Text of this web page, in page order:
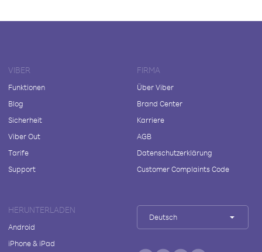
VIBER
Funktionen
Blog
Sicherheit
Viber Out
Tarife
Support
FIRMA
Über Viber
Brand Center
Karriere
AGB
Datenschutzerklärung
Customer Complaints Code
HERUNTERLADEN
Android
iPhone & iPad
Deutsch